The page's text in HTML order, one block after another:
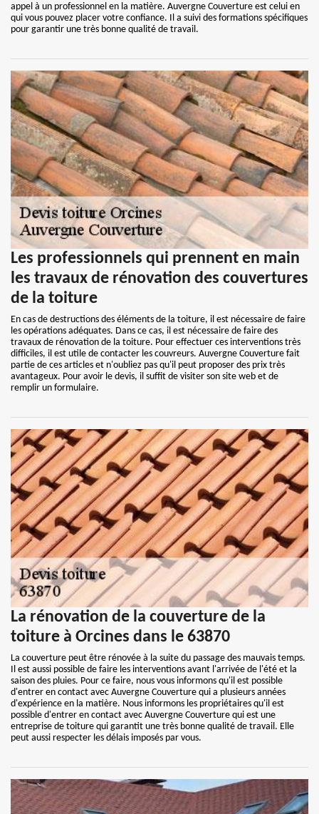
appel à un professionnel en la matière. Auvergne Couverture est celui en
qui vous pouvez placer votre confiance. Il a suivi des formations spécifiques
pour garantir une très bonne qualité de travail.
Les professionnels qui prennent en main
les travaux de rénovation des couvertures
de la toiture
En cas de destructions des éléments de la toiture, il est nécessaire de faire
les opérations adéquates. Dans ce cas, il est nécessaire de faire des
travaux de rénovation de la toiture. Pour effectuer ces interventions très
difficiles, il est utile de contacter les couvreurs. Auvergne Couverture fait
partie de ces articles et n'oubliez pas qu'il peut proposer des prix très
avantageux. Pour avoir le devis, il suffit de visiter son site web et de
remplir un formulaire.
La rénovation de la couverture de la
toiture à Orcines dans le 63870
La couverture peut être rénovée à la suite du passage des mauvais temps.
Il est aussi possible de faire les interventions avant l'arrivée de l'été et la
saison des pluies. Pour ce faire, nous vous informons qu'il est possible
d'entrer en contact avec Auvergne Couverture qui a plusieurs années
d'expérience en la matière. Nous informons les propriétaires qu'il est
possible d'entrer en contact avec Auvergne Couverture qui est une
entreprise de toiture qui garantit une très bonne qualité de travail. Elle
peut aussi respecter les délais imposés par vous.